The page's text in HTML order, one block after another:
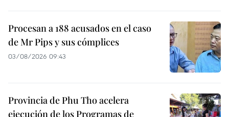
Procesan a 188 acusados en el caso
de Mr Pips y sus cómplices
03/08/2026 09:43
Provincia de Phu Tho acelera
ejecución de los Programas de